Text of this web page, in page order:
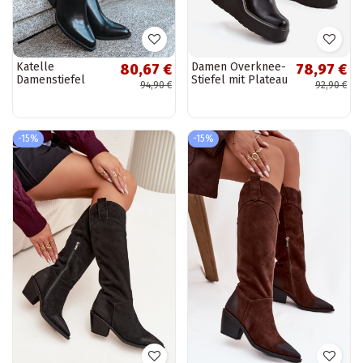
Katelle
Damenstiefel
80,67 €
94,90 €
Damen Overknee-
Stiefel mit Plateau
78,97 €
92,90 €
-15% -15%